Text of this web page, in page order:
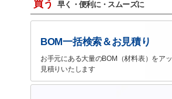
買う 早く・便利に・スムーズに
BOM一括検索＆お見積り
お手元にある大量のBOM（材料表）をア
見積りいたします